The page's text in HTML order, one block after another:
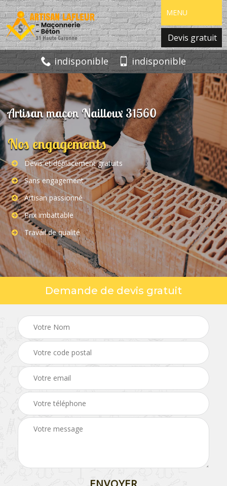
MENU
Devis gratuit
indisponible indisponible
Artisan maçon Nailloux 31560
Nos engagements
Devis et déplacement gratuits
Sans engagement
Artisan passionné
Prix imbattable
Travail de qualité
Demande de devis gratuit